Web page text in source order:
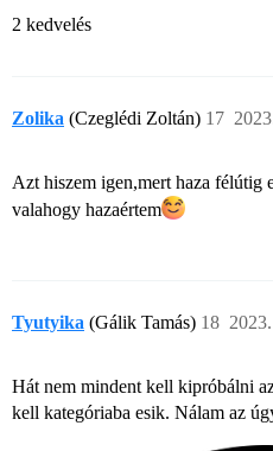
2 kedvelés
Zolika (Czeglédi Zoltán) 17
Azt hiszem igen,mert haza félútig
valahogy hazaértem​
Tyutyika (Gálik Tamás) 18
Hát nem mindent kell kipróbálni
kell kategóriaba esik. Nálam az